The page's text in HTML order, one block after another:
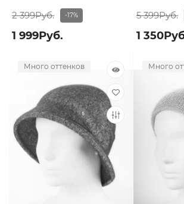
2 399Руб. -17%
1 999Руб.
5 399Руб.
1
Много оттенков Много